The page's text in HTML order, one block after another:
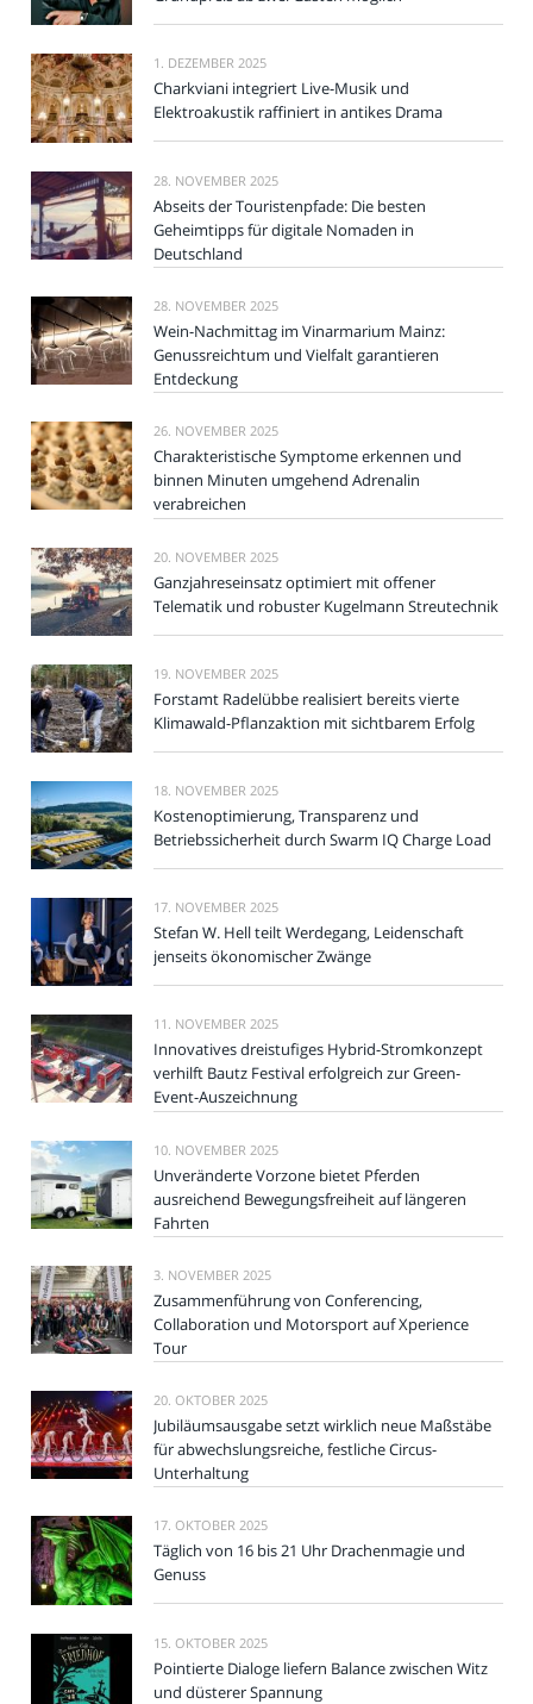
1. DEZEMBER 2025
Charkviani integriert Live-Musik und
Elektroakustik raffiniert in antikes Drama
28. NOVEMBER 2025
Abseits der Touristenpfade: Die besten
Geheimtipps für digitale Nomaden in
Deutschland
28. NOVEMBER 2025
Wein-Nachmittag im Vinarmarium Mainz:
Genussreichtum und Vielfalt garantieren
Entdeckung
26. NOVEMBER 2025
Charakteristische Symptome erkennen und
binnen Minuten umgehend Adrenalin
verabreichen
20. NOVEMBER 2025
Ganzjahreseinsatz optimiert mit offener
Telematik und robuster Kugelmann Streutechnik
19. NOVEMBER 2025
Forstamt Radelübbe realisiert bereits vierte
Klimawald-Pflanzaktion mit sichtbarem Erfolg
18. NOVEMBER 2025
Kostenoptimierung, Transparenz und
Betriebssicherheit durch Swarm IQ Charge Load
17. NOVEMBER 2025
Stefan W. Hell teilt Werdegang, Leidenschaft
jenseits ökonomischer Zwänge
11. NOVEMBER 2025
Innovatives dreistufiges Hybrid-Stromkonzept
verhilft Bautz Festival erfolgreich zur Green-
Event-Auszeichnung
10. NOVEMBER 2025
Unveränderte Vorzone bietet Pferden
ausreichend Bewegungsfreiheit auf längeren
Fahrten
3. NOVEMBER 2025
Zusammenführung von Conferencing,
Collaboration und Motorsport auf Xperience
Tour
20. OKTOBER 2025
Jubiläumsausgabe setzt wirklich neue Maßstäbe
für abwechslungsreiche, festliche Circus-
Unterhaltung
17. OKTOBER 2025
Täglich von 16 bis 21 Uhr Drachenmagie und
Genuss
15. OKTOBER 2025
Pointierte Dialoge liefern Balance zwischen Witz
und düsterer Spannung